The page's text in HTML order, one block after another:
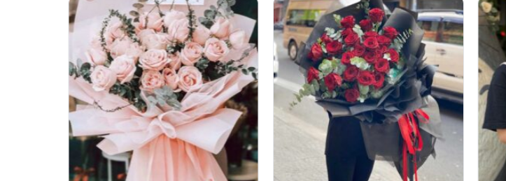
Tên gọi “Ái tình” được truyền tải qua gam tím lãng mạn và
hồng tím kể về sự trân quý, còn cát tường là nét bình yên
khoảng màu dịu mắt giúp người nhận cảm thấy thư thái, dễ
ôm phần cuống, giữ độ ẩm tốt để hoa tươi lâu. Kích thước
vừa vặn cho nhiều không gian hiện đại.
Một điều thú vị ở “Ái tình” là khả năng “ăn ảnh” tuyệt vời.
khi chụp gần thấy rõ vân cánh, chụp xa lại nổi khối rất đẹp.
việc,hộp hoagiữ được thần thái sang trọng mà không phô